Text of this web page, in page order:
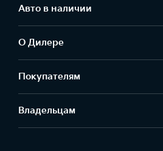
Авто в наличии
О Дилере
Покупателям
Владельцам